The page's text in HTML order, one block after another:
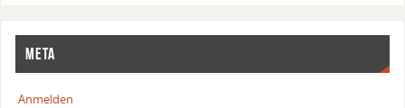
META
Anmelden